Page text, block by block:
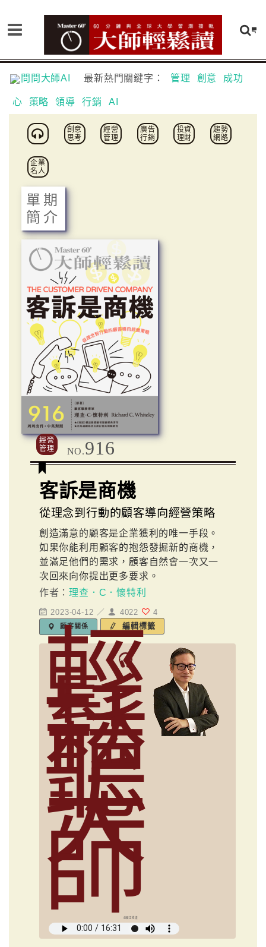
問問大師AI 最新熱門關鍵字： 管理 創意 成功
心 策略 領導 行銷 AI
創意
思考
經營
管理
廣告
行銷
投資
理財
趨勢
網路
企業
名人
單期
簡介
經營
管理
NO.916
客訴是商機
從理念到行動的顧客導向經營策略
創造滿意的顧客是企業獲利的唯一手段。
如果你能利用顧客的抱怨發掘新的商機，
並滿足他們的需求，顧客自然會一次又一
次回來向你提出更多要求。
作者：理查．C．懷特利
2023-04-12 ／ 4022 4
顧客關係 編輯標籤
輕
鬆
聽
大
師
俞國定導讀